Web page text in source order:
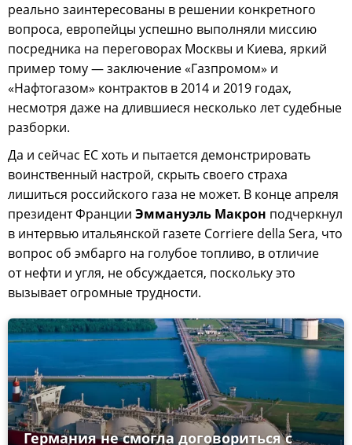
реально заинтересованы в решении конкретного
вопроса, европейцы успешно выполняли миссию
посредника на переговорах Москвы и Киева, яркий
пример тому — заключение «Газпромом» и
«Нафтогазом» контрактов в 2014 и 2019 годах,
несмотря даже на длившиеся несколько лет судебные
разборки.
Да и сейчас ЕС хоть и пытается демонстрировать
воинственный настрой, скрыть своего страха
лишиться российского газа не может. В конце апреля
президент Франции Эммануэль Макрон подчеркнул
в интервью итальянской газете Corriere della Sera, что
вопрос об эмбарго на голубое топливо, в отличие
от нефти и угля, не обсуждается, поскольку это
вызывает огромные трудности.
Германия не смогла договориться с